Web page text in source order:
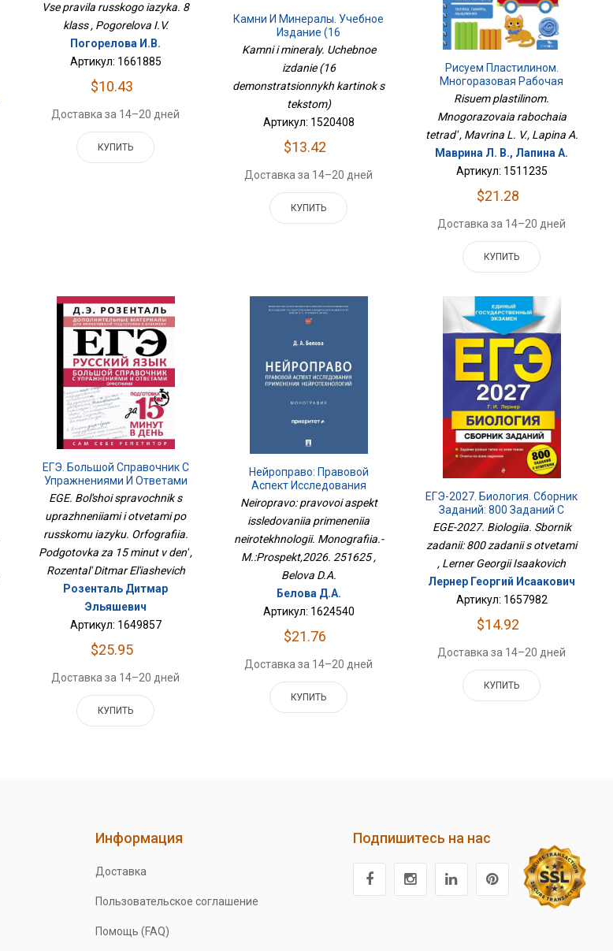
Vse pravila russkogo iazyka. 8
klass , Pogorelova I.V.
Погорелова И.В.
Артикул: 1661885
$10.43
Доставка за 14–20 дней
КУПИТЬ
Камни И Минералы. Учебное
Издание (16
Демонстрационных
Картинок С Текстом)
Kamni i mineraly. Uchebnoe
izdanie (16
demonstratsionnykh kartinok s
tekstom)
Артикул: 1520408
$13.42
Доставка за 14–20 дней
КУПИТЬ
Рисуем Пластилином.
Многоразовая Рабочая
Тетрадь
Risuem plastilinom.
Mnogorazovaia rabochaia
tetrad' , Mavrina L. V., Lapina A.
Маврина Л. В., Лапина А.
Артикул: 1511235
$21.28
Доставка за 14–20 дней
КУПИТЬ
ЕГЭ. Большой Справочник С
Упражнениями И Ответами
По Русскому Языку.
Орфография. Подготовка За
15 Минут В День
EGE. Bol'shoi spravochnik s
uprazhneniiami i otvetami po
russkomu iazyku. Orfografiia.
Podgotovka za 15 minut v den' ,
Rozental' Ditmar El'iashevich
Розенталь Дитмар
Эльяшевич
Артикул: 1649857
$25.95
Доставка за 14–20 дней
КУПИТЬ
Нейроправо: Правовой
Аспект Исследования
Применения
Нейротехнологий.
Монография.-
М.:Проспект,2026. 251625
Neiropravo: pravovoi aspekt
issledovaniia primeneniia
neirotekhnologii. Monografiia.-
M.:Prospekt,2026. 251625 ,
Belova D.A.
Белова Д.А.
Артикул: 1624540
$21.76
Доставка за 14–20 дней
КУПИТЬ
ЕГЭ-2027. Биология. Сборник
Заданий: 800 Заданий С
Ответами
EGE-2027. Biologiia. Sbornik
zadanii: 800 zadanii s otvetami
, Lerner Georgii Isaakovich
Лернер Георгий Исаакович
Артикул: 1657982
$14.92
Доставка за 14–20 дней
КУПИТЬ
Информация
Доставка
Пользовательское соглашение
Помощь (FAQ)
Подпишитесь на нас